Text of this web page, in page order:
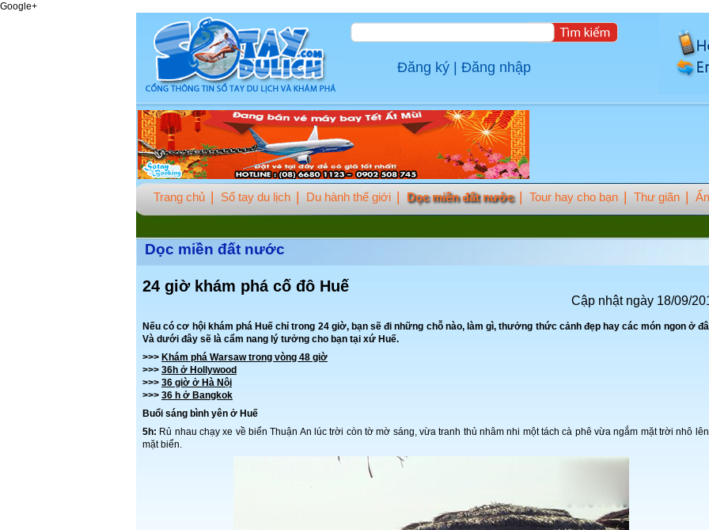
Google+
Đăng ký Đăng nhập
Trang chủ Sổ tay du lịch Du hành thế giới Dọc miền đất nước Tour hay cho bạn Thư giãn
Dọc miền đất nước
24 giờ khám phá cố đô Huế
Cập nhật ngày 18/09/
Nếu có cơ hội khám phá Huế chỉ trong 24 giờ, bạn sẽ đi những chỗ nào, làm gì, thưởng thức cảnh đẹp hay các món ngon ở
Và dưới đây sẽ là cẩm nang lý tưởng cho bạn tại xứ Huế.
>>> Khám phá Warsaw trong vòng 48 giờ
>>> 36h ở Hollywood
>>> 36 giờ ở Hà Nội
>>> 36 h ở Bangkok
Buổi sáng bình yên ở Huế
5h: Rủ nhau chạy xe về biển Thuận An lúc trời còn tờ mờ sáng, vừa tranh thủ nhâm nhi một tách cà phê vừa ngắm mặt trời nhô
mặt biển.